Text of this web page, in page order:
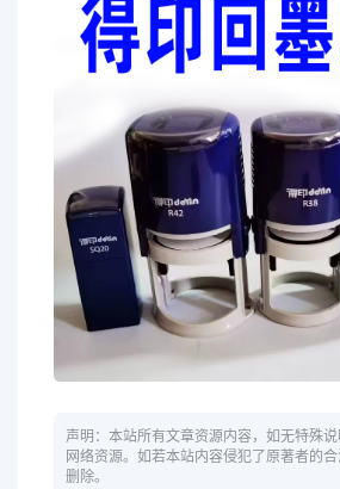
声明：本站所有文章资源内容，如无特殊
网络资源。如若本站内容侵犯了原著者的
删除。